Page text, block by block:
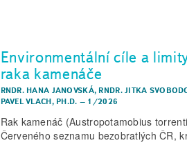
Environmentální cíle a
raka kamenáče
RNDR. HANA JANOVSKÁ, RNDR. JITKA
PAVEL VLACH, PH.D. – 1/2026
Rak kamenáč (Austropotamobius
Červeného seznamu bezobratlých ČR,